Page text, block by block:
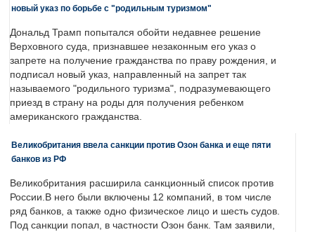
новый указ по борьбе с "родильным туризмом"
Дональд Трамп попытался обойти недавнее решение
Верховного суда, признавшее незаконным его указ о
запрете на получение гражданства по праву рождения, и
подписал новый указ, направленный на запрет так
называемого "родильного туризма", подразумевающего
приезд в страну на роды для получения ребенком
американского гражданства.
Великобритания ввела санкции против Озон банка и еще пяти
банков из РФ
Великобритания расширила санкционный список против
России.В него были включены 12 компаний, в том числе
ряд банков, а также одно физическое лицо и шесть судов.
Под санкции попал, в частности Озон банк. Там заявили,